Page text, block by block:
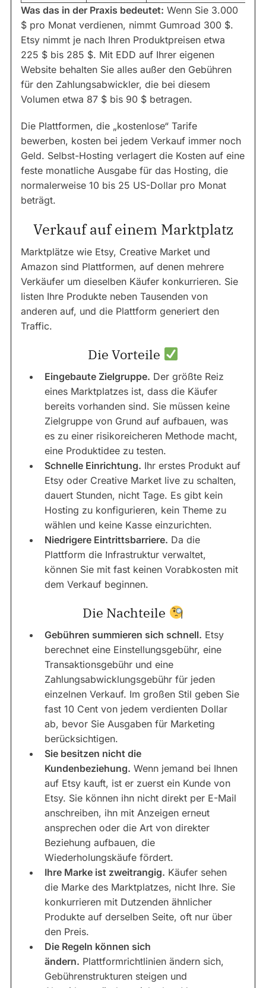
Was das in der Praxis bedeutet: Wenn Sie 3.000
$ pro Monat verdienen, nimmt Gumroad 300 $.
Etsy nimmt je nach Ihren Produktpreisen etwa
225 $ bis 285 $. Mit EDD auf Ihrer eigenen
Website behalten Sie alles außer den Gebühren
für den Zahlungsabwickler, die bei diesem
Volumen etwa 87 $ bis 90 $ betragen.
Die Plattformen, die „kostenlose“ Tarife
bewerben, kosten bei jedem Verkauf immer noch
Geld. Selbst-Hosting verlagert die Kosten auf eine
feste monatliche Ausgabe für das Hosting, die
normalerweise 10 bis 25 US-Dollar pro Monat
beträgt.
Verkauf auf einem Marktplatz
Marktplätze wie Etsy, Creative Market und
Amazon sind Plattformen, auf denen mehrere
Verkäufer um dieselben Käufer konkurrieren. Sie
listen Ihre Produkte neben Tausenden von
anderen auf, und die Plattform generiert den
Traffic.
Die Vorteile
Eingebaute Zielgruppe. Der größte Reiz
eines Marktplatzes ist, dass die Käufer
bereits vorhanden sind. Sie müssen keine
Zielgruppe von Grund auf aufbauen, was
es zu einer risikoreicheren Methode macht,
eine Produktidee zu testen.
Schnelle Einrichtung. Ihr erstes Produkt auf
Etsy oder Creative Market live zu schalten,
dauert Stunden, nicht Tage. Es gibt kein
Hosting zu konfigurieren, kein Theme zu
wählen und keine Kasse einzurichten.
Niedrigere Eintrittsbarriere. Da die
Plattform die Infrastruktur verwaltet,
können Sie mit fast keinen Vorabkosten mit
dem Verkauf beginnen.
Die Nachteile
Gebühren summieren sich schnell. Etsy
berechnet eine Einstellungsgebühr, eine
Transaktionsgebühr und eine
Zahlungsabwicklungsgebühr für jeden
einzelnen Verkauf. Im großen Stil geben Sie
fast 10 Cent von jedem verdienten Dollar
ab, bevor Sie Ausgaben für Marketing
berücksichtigen.
Sie besitzen nicht die
Kundenbeziehung. Wenn jemand bei Ihnen
auf Etsy kauft, ist er zuerst ein Kunde von
Etsy. Sie können ihn nicht direkt per E-Mail
anschreiben, ihn mit Anzeigen erneut
ansprechen oder die Art von direkter
Beziehung aufbauen, die
Wiederholungskäufe fördert.
Ihre Marke ist zweitrangig. Käufer sehen
die Marke des Marktplatzes, nicht Ihre. Sie
konkurrieren mit Dutzenden ähnlicher
Produkte auf derselben Seite, oft nur über
den Preis.
Die Regeln können sich
ändern. Plattformrichtlinien ändern sich,
Gebührenstrukturen steigen und